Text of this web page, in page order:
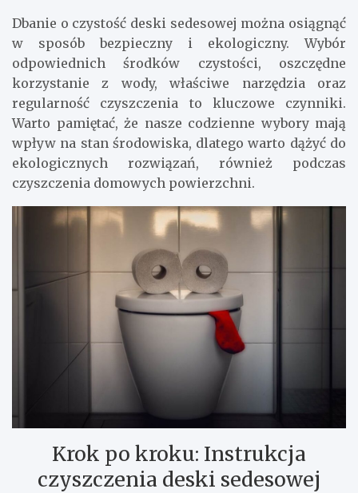
Dbanie o czystość deski sedesowej można osiągnąć
w sposób bezpieczny i ekologiczny. Wybór
odpowiednich środków czystości, oszczędne
korzystanie z wody, właściwe narzędzia oraz
regularność czyszczenia to kluczowe czynniki.
Warto pamiętać, że nasze codzienne wybory mają
wpływ na stan środowiska, dlatego warto dążyć do
ekologicznych rozwiązań, również podczas
czyszczenia domowych powierzchni.
Krok po kroku: Instrukcja
czyszczenia deski sedesowej